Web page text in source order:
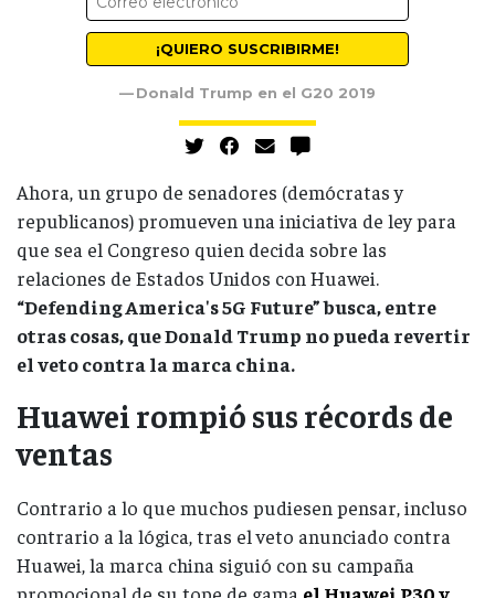
Donald Trump en el G20 2019
Ahora, un grupo de senadores (demócratas y
republicanos) promueven una iniciativa de ley para
que sea el Congreso quien decida sobre las
relaciones de Estados Unidos con Huawei.
“Defending America's 5G Future” busca, entre
otras cosas, que Donald Trump no pueda revertir
el veto contra la marca china.
Huawei rompió sus récords de
ventas
Contrario a lo que muchos pudiesen pensar, incluso
contrario a la lógica, tras el veto anunciado contra
Huawei, la marca china siguió con su campaña